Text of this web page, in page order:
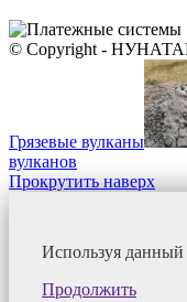
© Copyright -
Грязевые вулканы
вулканов
Прокрутить наверх
Используя данный
Продолжить